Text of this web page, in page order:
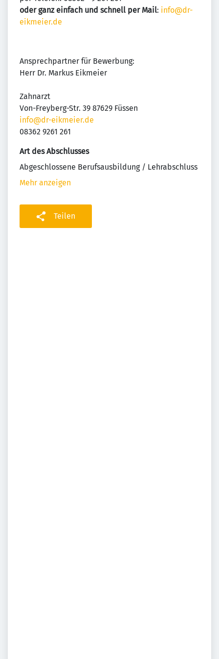
oder ganz einfach und schnell per Mail: info@dr-
eikmeier.de
Ansprechpartner für Bewerbung:
Herr Dr. Markus Eikmeier
Zahnarzt
Von-Freyberg-Str. 39 87629 Füssen
info@dr-eikmeier.de
08362 9261 261
Art des Abschlusses
Abgeschlossene Berufsausbildung / Lehrabschluss
Mehr anzeigen
Teilen